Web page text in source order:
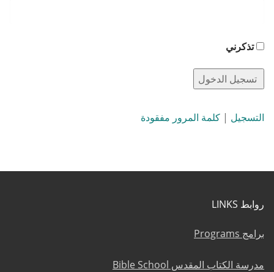
تذكرني
التسجيل | كلمة المرور مفقودة
روابط LINKS
برامج Programs
مدرسة الكتاب المقدس Bible School